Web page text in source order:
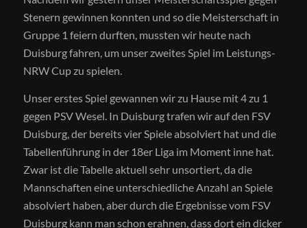
Stenern gewinnen konnten und so die Meisterschaft in
Gruppe 1 feiern durften, mussten wir heute nach
Duisburg fahren, um unser zweites Spiel im Leistungs-
NRW Cup zu spielen.
Unser erstes Spiel gewannen wir zu Hause mit 4 zu 1
gegen PSV Wesel. In Duisburg trafen wir auf den FSV
Duisburg, der bereits vier Spiele absolviert hat und die
Tabellenführung in der 18er Liga im Moment inne hat.
Zwar ist die Tabelle aktuell sehr unsortiert, da die
Mannschaften eine unterschiedliche Anzahl an Spiele
absolviert haben, aber durch die Ergebnisse vom FSV
Duisburg kann man schon erahnen, dass dort ein dicker